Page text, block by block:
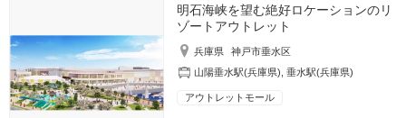
明石海峡を望む絶好ロケーションのリ
ゾートアウトレット
兵庫県
神戸市垂水区
山陽垂水駅(兵庫県) ,垂水駅(兵庫県)
アウトレットモール